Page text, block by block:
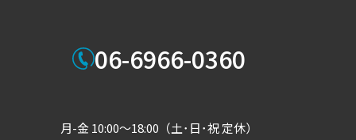
06-6966-0360
月-金 10:00～18:00（土･日･祝 定休）